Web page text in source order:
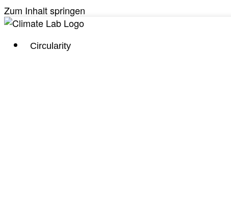
Zum Inhalt springen
Circularity